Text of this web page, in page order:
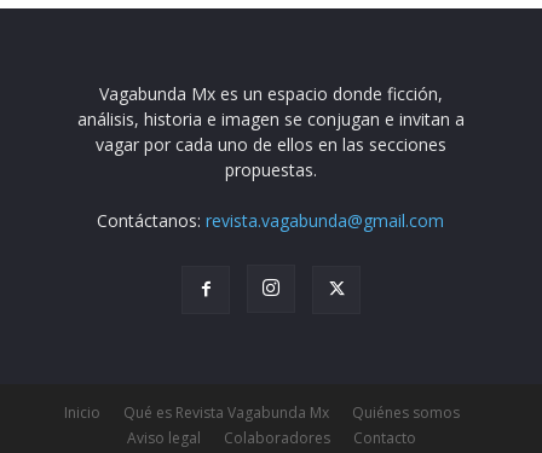
Vagabunda Mx es un espacio donde ficción,
análisis, historia e imagen se conjugan e invitan a
vagar por cada uno de ellos en las secciones
propuestas.
Contáctanos:revista.vagabunda@gmail.com
Inicio Qué es Revista Vagabunda Mx
Quiénes somos
Aviso legal
Colaboradores Contacto